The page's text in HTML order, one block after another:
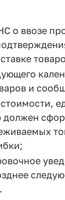
о ввозе
и